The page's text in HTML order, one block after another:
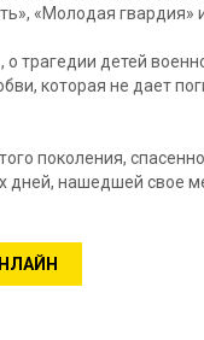
«Молодая гвардия» и
о трагедии детей
которая не дает
поколения,
нашедшей свое